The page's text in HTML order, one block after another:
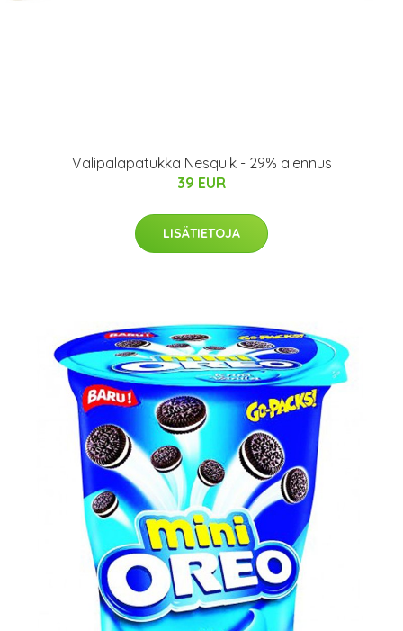
Välipalapatukka Nesquik - 29% alennus
39 EUR
LISÄTIETOJA